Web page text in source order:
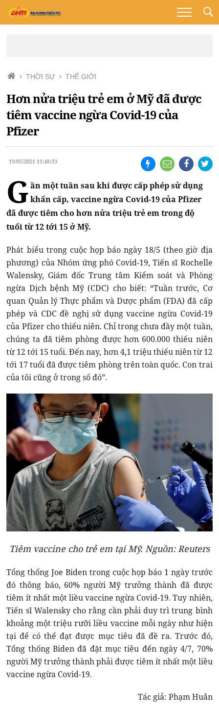
THỜI SỰ THẾ GIỚI
Hơn nửa triệu trẻ em ở Mỹ đã được
tiêm vaccine ngừa Covid-19 của
Pfizer
19/05/2021 11:48:33
G ần một tuần sau khi được cấp phép sử dụng
khẩn cấp, vaccine ngừa Covid-19 của Pfizer
đã được tiêm cho hơn nửa triệu trẻ em trong độ
tuổi từ 12 tới 15 ở Mỹ.
Phát biểu trong cuộc họp báo ngày 18/5 (theo giờ địa
phương) của Nhóm ứng phó Covid-19, Tiến sĩ Rochelle
Walensky, Giám đốc Trung tâm Kiểm soát và Phòng
ngừa Dịch bệnh Mỹ (CDC) cho biết: “Tuần trước, Cơ
quan Quản lý Thực phẩm và Dược phẩm (FDA) đã cấp
phép và CDC đề nghị sử dụng vaccine ngừa Covid-19
của Pfizer cho thiếu niên. Chỉ trong chưa đầy một tuần,
chúng ta đã tiêm phòng được hơn 600.000 thiếu niên
từ 12 tới 15 tuổi. Đến nay, hơn 4,1 triệu thiếu niên từ 12
tới 17 tuổi đã được tiêm phòng trên toàn quốc. Con trai
của tôi cũng ở trong số đó”.
Tiêm vaccine cho trẻ em tại Mỹ. Nguồn: Reuters
Tổng thống Joe Biden trong cuộc họp báo 1 ngày trước
đó thông báo, 60% người Mỹ trưởng thành đã được
tiêm ít nhất một liều vaccine ngừa Covid-19. Tuy nhiên,
Tiến sĩ Walensky cho rằng cần phải duy trì trung bình
khoảng một triệu rưỡi liều vaccine mỗi ngày như hiện
tại để có thể đạt được mục tiêu đã đề ra. Trước đó,
Tổng thống Biden đã đặt mục tiêu đến ngày 4/7, 70%
người Mỹ trưởng thành phải được tiêm ít nhất một liều
vaccine ngừa Covid-19.
Tác giả: Phạm Huân